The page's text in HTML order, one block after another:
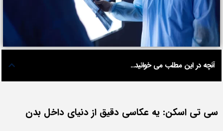
آنچه در این مطلب می خوانید...
سی تی اسکن: یه عکاسی دقیق از دنیای داخل بدن